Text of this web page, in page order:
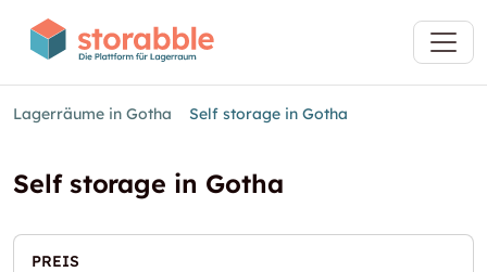
Lagerräume in Gotha Self storage in Gotha
Self storage in Gotha
PREIS